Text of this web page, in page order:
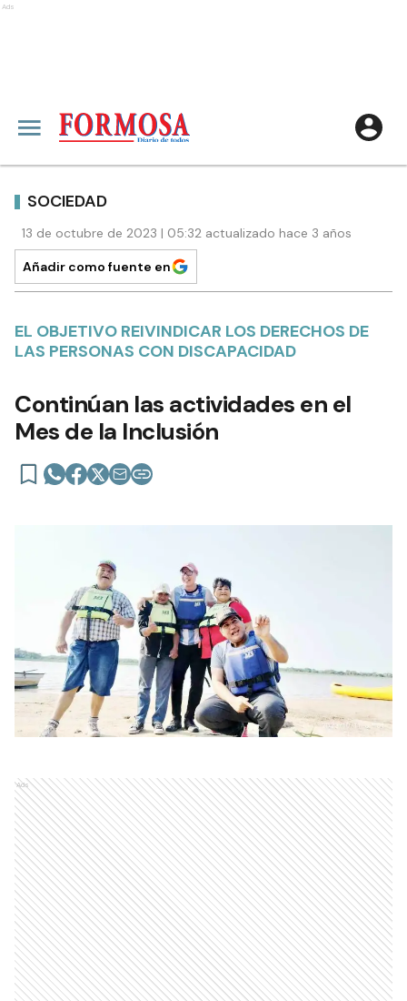
Ads
SOCIEDAD
13 de octubre de 2023 | 05:32 actualizado hace 3 años
Añadir como fuente en
EL OBJETIVO REIVINDICAR LOS DERECHOS DE
LAS PERSONAS CON DISCAPACIDAD
Continúan las actividades en el
Mes de la Inclusión
Ads